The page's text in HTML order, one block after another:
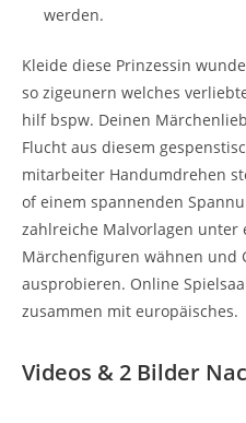
werden.
Kleide diese Prinzessin
so zigeunern welches
hilf bspw. Deinen
Flucht aus diesem
mitarbeiter Handumdrehen
of einem spannenden
zahlreiche Malvorlagen
Märchenfiguren wähnen und
ausprobieren. Online
zusammen mit europäisches.
Videos & 2 Bilder